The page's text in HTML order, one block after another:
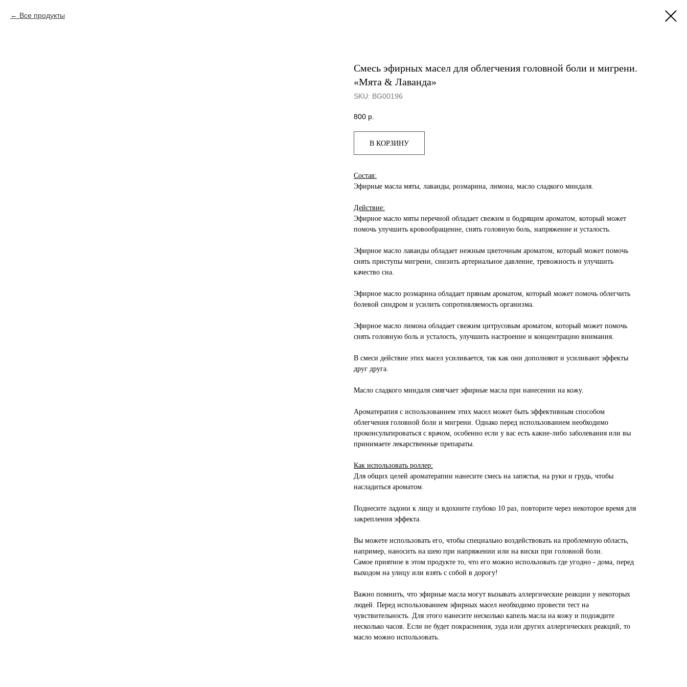
Все продукты
Смесь эфирных масел для облегчения головной боли и мигрени.
«Мята & Лаванда»
SKU: BG00196
800 р.
В КОРЗИНУ
Состав:
Эфирные масла мяты, лаванды, розмарина, лимона, масло сладкого миндаля.
Действие:
Эфирное масло мяты перечной обладает свежим и бодрящим ароматом, который может
помочь улучшить кровообращение, снять головную боль, напряжение и усталость.
Эфирное масло лаванды обладает нежным цветочным ароматом, который может помочь
снять приступы мигрени, снизить артериальное давление, тревожность и улучшить
качество сна.
Эфирное масло розмарина обладает пряным ароматом, который может помочь облегчить
болевой синдром и усилить сопротивляемость организма.
Эфирное масло лимона обладает свежим цитрусовым ароматом, который может помочь
снять головную боль и усталость, улучшить настроение и концентрацию внимания.
В смеси действие этих масел усиливается, так как они дополняют и усиливают эффекты
друг друга.
Масло сладкого миндаля смягчает эфирные масла при нанесении на кожу.
Ароматерапия с использованием этих масел может быть эффективным способом
облегчения головной боли и мигрени. Однако перед использованием необходимо
проконсультироваться с врачом, особенно если у вас есть какие-либо заболевания или вы
принимаете лекарственные препараты.
Как использовать роллер:
Для общих целей ароматерапии нанесите смесь на запястья, на руки и грудь, чтобы
насладиться ароматом.
Поднесите ладони к лицу и вдохните глубоко 10 раз, повторите через некоторое время для
закрепления эффекта.
Вы можете использовать его, чтобы специально воздействовать на проблемную область,
например, наносить на шею при напряжении или на виски при головной боли.
Самое приятное в этом продукте то, что его можно использовать где угодно - дома, перед
выходом на улицу или взять с собой в дорогу!
Важно помнить, что эфирные масла могут вызывать аллергические реакции у некоторых
людей. Перед использованием эфирных масел необходимо провести тест на
чувствительность. Для этого нанесите несколько капель масла на кожу и подождите
несколько часов. Если не будет покраснения, зуда или других аллергических реакций, то
масло можно использовать.